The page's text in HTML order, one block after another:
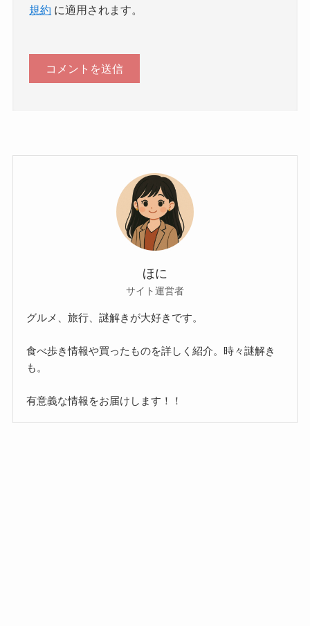
規約 に適用されます。
ほに
サイト運営者
グルメ、旅行、謎解きが大好きです。
食べ歩き情報や買ったものを詳しく紹介。時々謎解き
も。
有意義な情報をお届けします！！